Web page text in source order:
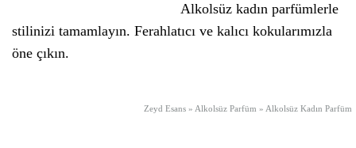
Alkolsüz kadın parfümlerle
stilinizi tamamlayın. Ferahlatıcı ve kalıcı kokularımızla
öne çıkın.
Zeyd Esans » Alkolsüz Parfüm » Alkolsüz Kadın Parfüm